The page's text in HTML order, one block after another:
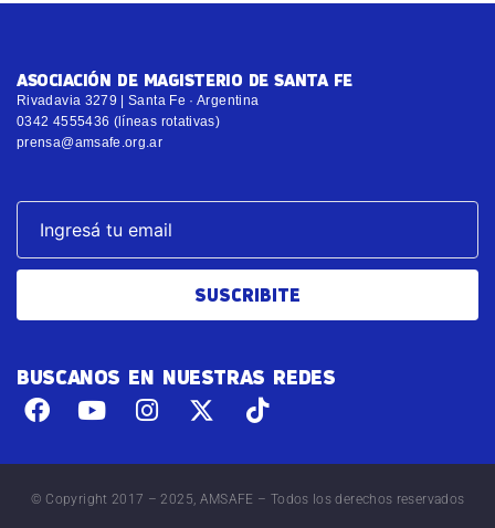
ASOCIACIÓN DE MAGISTERIO DE SANTA FE
Rivadavia 3279 | Santa Fe · Argentina
0342 4555436 (líneas rotativas)
prensa@amsafe.org.ar
SUSCRIBITE
BUSCANOS EN NUESTRAS REDES
© Copyright 2017 – 2025, AMSAFE – Todos los derechos reservados